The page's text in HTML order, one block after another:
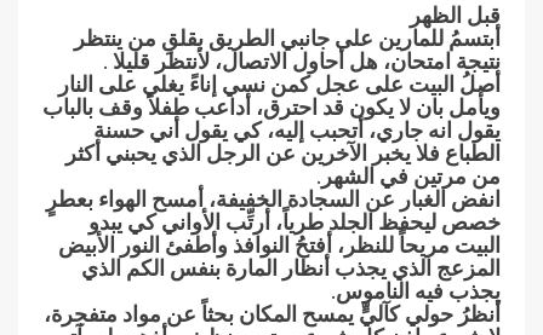
قبل الظهر
أبتسمُ للمارين على جانبي الطريق بقلقِ من ينتظر
نتيجة امتحان، هل أحاول الاتصال، لأنتظر قليلا .
أصلُ البيت على عجل كمن نسي إناءً يغلي على النار
ويأمل بان لا يكون قد احترق، أداعب طفلاً وقف بالباب
يقول انه جاري، أتحبب إليه، كي يقول أني حسنة
الطباع فلا يخبر الآخرين عن الرجل الذي يحبني أكثر
من مرتين في الشهر.
انفض الغبار عن السجادة الخفيفة، أمسح الهواء بعطرٍ
خصص ليحفظ الجلد طرياً، أرتِّب الأواني كي يبدو
البيت مريحاً للنظر، أفتحُ النوافذ وأطفئ النور الأبيض
المزعج الذي يجذب أنظار المارة بنفس الكم الذي
يجذب فيه الناموس.
أنظرُ حولي كآليٍّ يمسح المكان بحثاً عن مواد متفجرة،